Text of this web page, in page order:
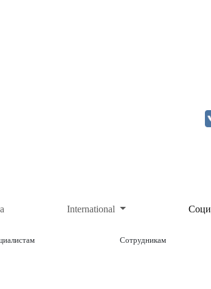
International
Сотрудникам